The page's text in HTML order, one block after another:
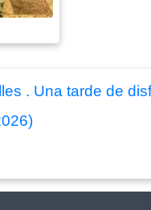
. Una tarde de